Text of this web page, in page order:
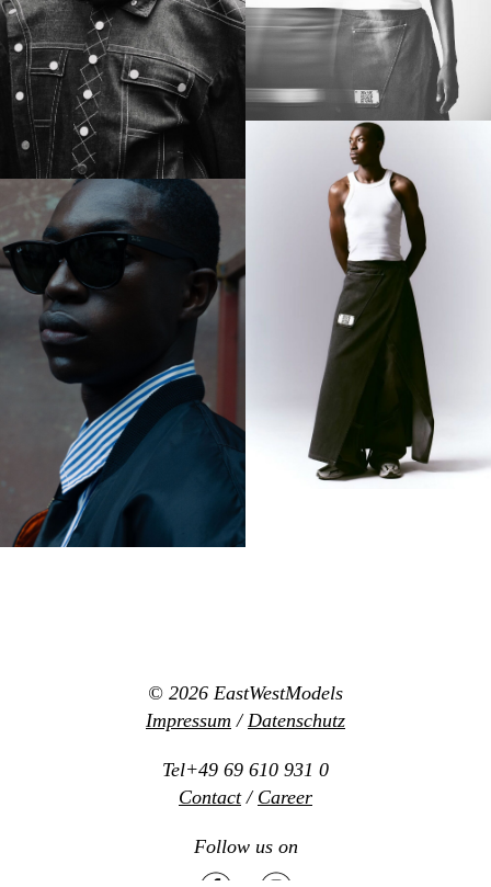
© 2026 EastWestModels
Impressum / Datenschutz
Tel+49 69 610 931 0
Contact/ Career
Follow us on